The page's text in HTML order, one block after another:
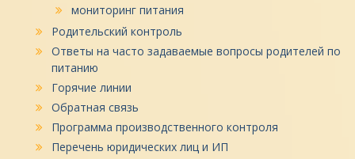
мониторинг питания
Родительский контроль
Ответы на часто задаваемые вопросы родителей по
питанию
Горячие линии
Обратная связь
Программа производственного контроля
Перечень юридических лиц и ИП